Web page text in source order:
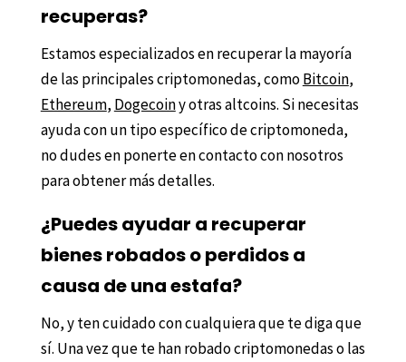
recuperas?
Estamos especializados en recuperar la mayoría
de las principales criptomonedas, comoBitcoin,
Ethereum, Dogecoiny otras altcoins. Si necesitas
ayuda con un tipo específico de criptomoneda,
no dudes en ponerte en contacto con nosotros
para obtener más detalles.
¿Puedes ayudar a recuperar
bienes robados o perdidos a
causa de una estafa?
No, y ten cuidado con cualquiera que te diga que
sí. Una vez que te han robado criptomonedas o las